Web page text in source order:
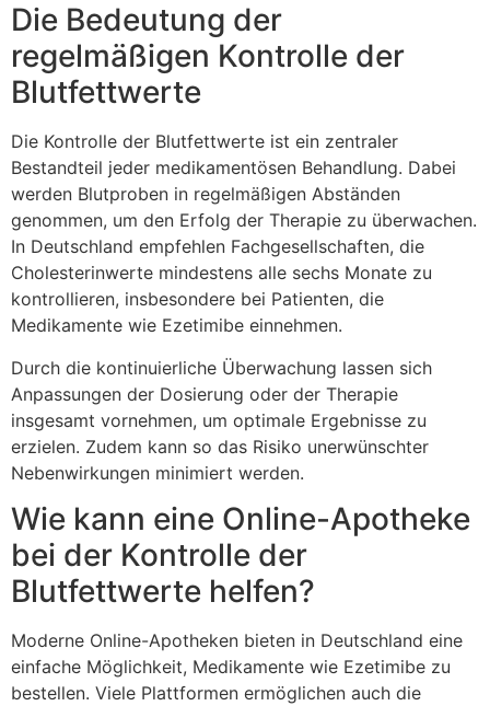
Die Bedeutung der
regelmäßigen Kontrolle der
Blutfettwerte
Die Kontrolle der Blutfettwerte ist ein zentraler
Bestandteil jeder medikamentösen Behandlung. Dabei
werden Blutproben in regelmäßigen Abständen
genommen, um den Erfolg der Therapie zu überwachen.
In Deutschland empfehlen Fachgesellschaften, die
Cholesterinwerte mindestens alle sechs Monate zu
kontrollieren, insbesondere bei Patienten, die
Medikamente wie Ezetimibe einnehmen.
Durch die kontinuierliche Überwachung lassen sich
Anpassungen der Dosierung oder der Therapie
insgesamt vornehmen, um optimale Ergebnisse zu
erzielen. Zudem kann so das Risiko unerwünschter
Nebenwirkungen minimiert werden.
Wie kann eine Online-Apotheke
bei der Kontrolle der
Blutfettwerte helfen?
Moderne Online-Apotheken bieten in Deutschland eine
einfache Möglichkeit, Medikamente wie Ezetimibe zu
bestellen. Viele Plattformen ermöglichen auch die